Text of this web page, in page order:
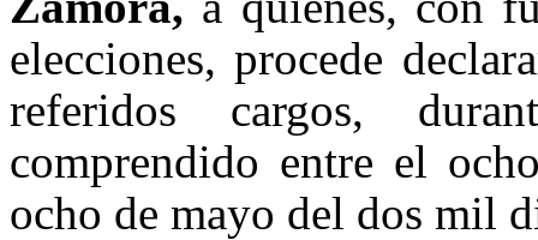
elecciones, procede
referidos cargos,
comprendido entre el
ocho de mayo del dos mil